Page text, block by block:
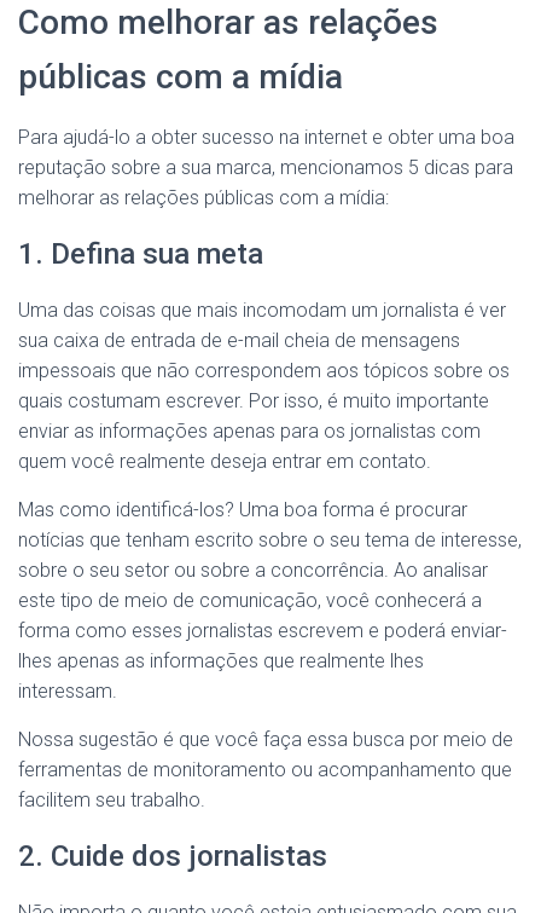
Como melhorar as relações
públicas com a mídia
Para ajudá-lo a obter sucesso na internet e obter uma boa
reputação sobre a sua marca, mencionamos 5 dicas para
melhorar as relações públicas com a mídia:
1. Defina sua meta
Uma das coisas que mais incomodam um jornalista é ver
sua caixa de entrada de e-mail cheia de mensagens
impessoais que não correspondem aos tópicos sobre os
quais costumam escrever. Por isso, é muito importante
enviar as informações apenas para os jornalistas com
quem você realmente deseja entrar em contato.
Mas como identificá-los? Uma boa forma é procurar
notícias que tenham escrito sobre o seu tema de interesse,
sobre o seu setor ou sobre a concorrência. Ao analisar
este tipo de meio de comunicação, você conhecerá a
forma como esses jornalistas escrevem e poderá enviar-
lhes apenas as informações que realmente lhes
interessam.
Nossa sugestão é que você faça essa busca por meio de
ferramentas de monitoramento ou acompanhamento que
facilitem seu trabalho.
2. Cuide dos jornalistas